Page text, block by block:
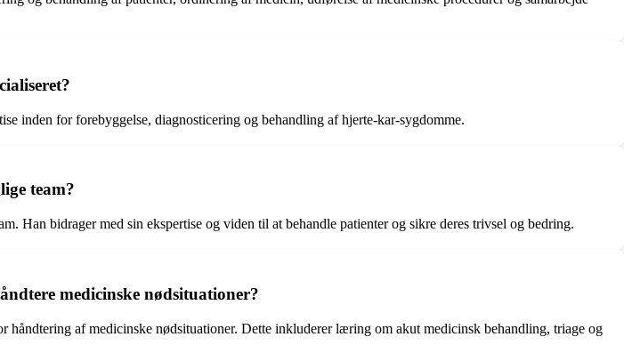
inden for forebyggelse, diagnosticering og behandling af hjerte-kar-sygdomme.
team?
bidrager med sin ekspertise og viden til at behandle patienter og sikre deres trivsel og bedring.
medicinske nødsituationer?
af medicinske nødsituationer. Dette inkluderer læring om akut medicinsk behandling, triage og